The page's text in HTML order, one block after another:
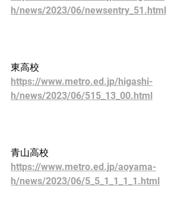
h/news/2023/06/newsentry_51.html
東高校
https://www.metro.ed.jp/higashi-
h/news/2023/06/515_13_00.html
青山高校
https://www.metro.ed.jp/aoyama-
h/news/2023/06/5_5_1_1_1_1.html